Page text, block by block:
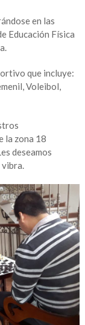
en las
Educación Física
que incluye:
Voleibol,
la zona 18
deseamos
vibra.